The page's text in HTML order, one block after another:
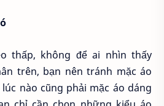
thấp, không để ai nhìn thấy
trên, bạn nên tránh mặc áo
nào cũng phải mặc áo dáng